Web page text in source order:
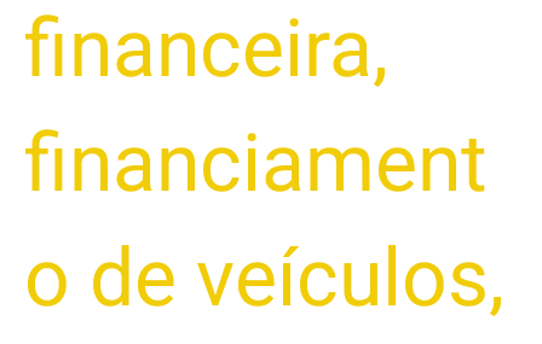
financeira,
financiament
o de veículos,